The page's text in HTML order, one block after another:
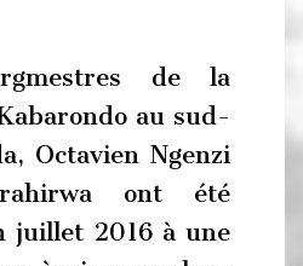
de la
au sud-
Octavien Ngenzi
ont été
juillet 2016 à une